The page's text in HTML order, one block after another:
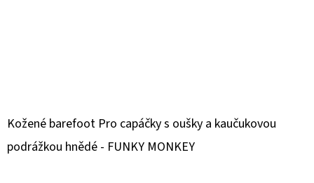
Kožené barefoot Pro capáčky s oušky a kaučukovou
podrážkou hnědé - FUNKY MONKEY